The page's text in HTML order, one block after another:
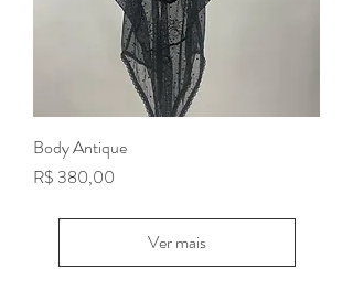
Body Antique
Preço
R$ 380,00
Ver mais